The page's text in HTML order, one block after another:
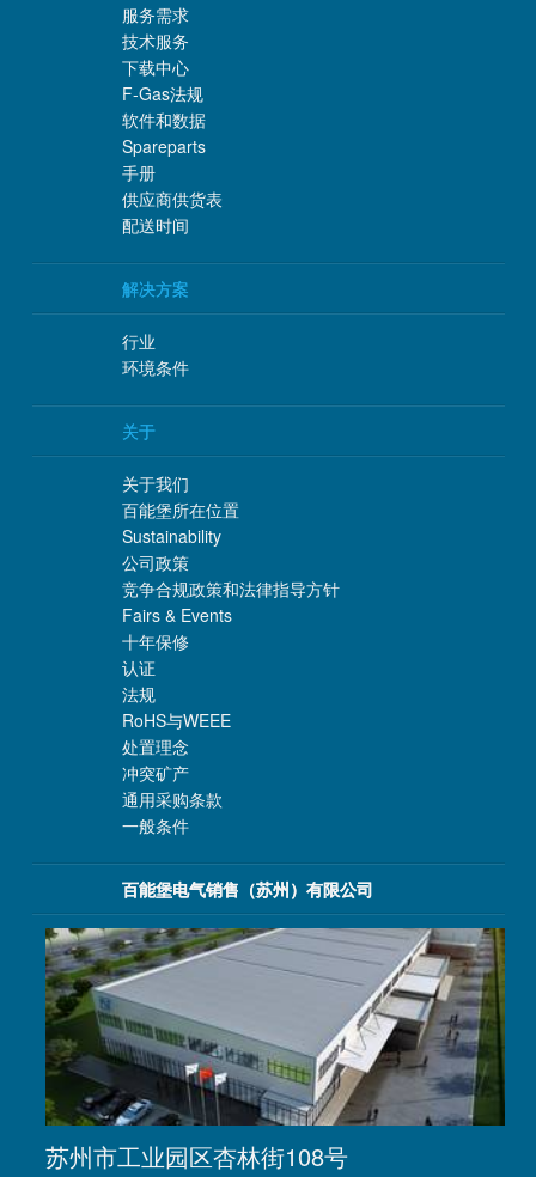
服务需求
技术服务
下载中心
F-Gas法规
软件和数据
Spareparts
手册
供应商供货表
配送时间
解决方案
行业
环境条件
关于
关于我们
百能堡所在位置
Sustainability
公司政策
竞争合规政策和法律指导方针
Fairs & Events
十年保修
认证
法规
RoHS与WEEE
处置理念
冲突矿产
通用采购条款
一般条件
百能堡电气销售（苏州）有限公司
苏州市工业园区杏林街108号